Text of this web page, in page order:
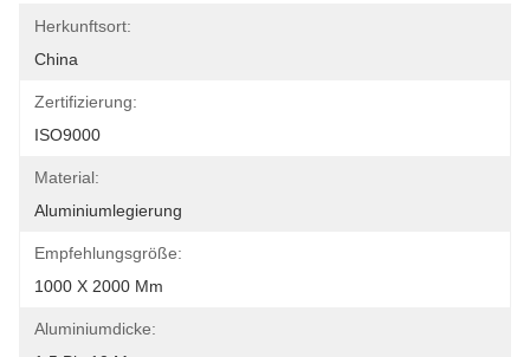
Herkunftsort:
China
Zertifizierung:
ISO9000
Material:
Aluminiumlegierung
Empfehlungsgröße:
1000 X 2000 Mm
Aluminiumdicke: